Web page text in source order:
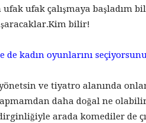
ufak çalışmaya başladım
bilir!
de kadın oyunlarını
ve tiyatro alanında
daha doğal ne
arada komediler de